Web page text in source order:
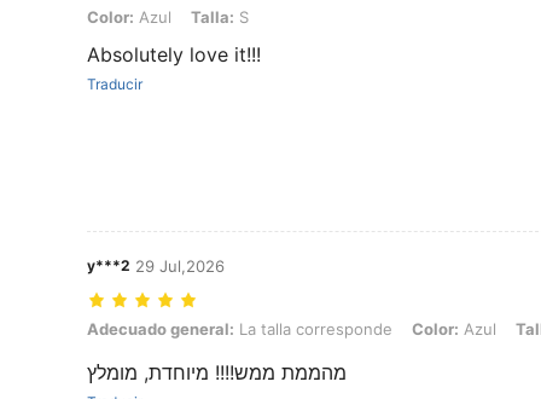
Color: Azul, Talla: S
Color: Azul Talla: S
Absolutely love it!!!
Traducir
y***2 29 Jul,2026
Adecuado general: La talla corresponde, Color: Azul, Talla: M
Adecuado general: La talla corresponde Color: Azul
מהממת ממש!!!! מיוחדת, מומלץ